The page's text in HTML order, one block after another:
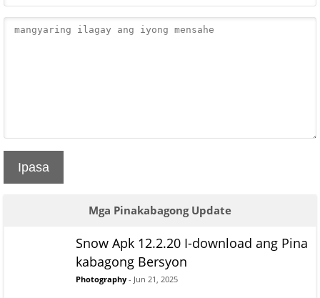
Ipasa
Mga Pinakabagong Update
Snow Apk 12.2.20 I-download ang Pina
kabagong Bersyon
Photography - Jun 21, 2025